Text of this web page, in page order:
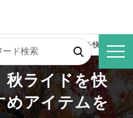
イクリング】秋ライドを快適にす
秋ライドを快
めアイテムを